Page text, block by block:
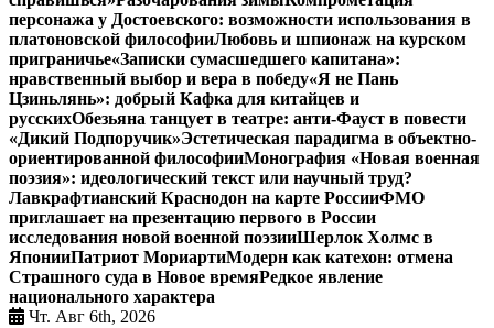
персонажа у Достоевского: возможности использования в
платоновской философииЛюбовь и шпионаж на курском
приграничье«Записки сумасшедшего капитана»:
нравственный выбор и вера в победу«Я не Пань
Цзиньлянь»: добрый Кафка для китайцев и
русскихОбезьяна танцует в театре: анти-Фауст в повести
«Дикий Подпоручик»Эстетическая парадигма в объектно-
ориентированной философииМонография «Новая военная
поэзия»: идеологический текст или научный труд?
Лавкрафтианский Краснодон на карте РоссииФМО
приглашает на презентацию первого в России
исследования новой военной поэзииШерлок Холмс в
ЯпонииПатриот МориартиМодерн как катехон: отмена
Страшного суда в Новое времяРедкое явление
национального характера
Чт. Авг 6th, 2026